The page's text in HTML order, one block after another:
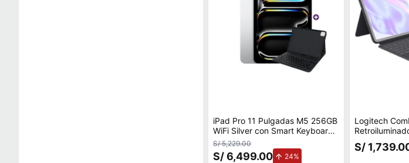
iPad Pro 11 Pulgadas M5 256GB
WiFi Silver con Smart Keyboard
Compatible
S/ 5,229.00
S/ 6,499.00 24%de aumento.
Logitech
13"" M4 & M5
S/